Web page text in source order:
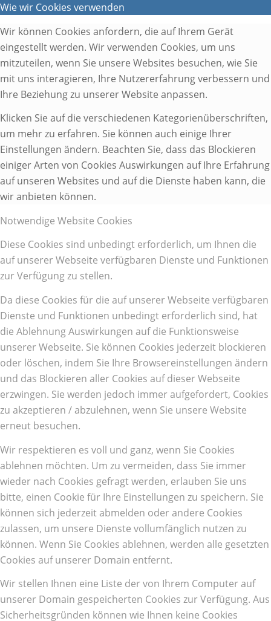
Wie wir Cookies verwenden
Wir können Cookies anfordern, die auf Ihrem Gerät
eingestellt werden. Wir verwenden Cookies, um uns
mitzuteilen, wenn Sie unsere Websites besuchen, wie Sie
mit uns interagieren, Ihre Nutzererfahrung verbessern und
Ihre Beziehung zu unserer Website anpassen.
Klicken Sie auf die verschiedenen Kategorienüberschriften,
um mehr zu erfahren. Sie können auch einige Ihrer
Einstellungen ändern. Beachten Sie, dass das Blockieren
einiger Arten von Cookies Auswirkungen auf Ihre Erfahrung
auf unseren Websites und auf die Dienste haben kann, die
wir anbieten können.
Notwendige Website Cookies
Diese Cookies sind unbedingt erforderlich, um Ihnen die
auf unserer Webseite verfügbaren Dienste und Funktionen
zur Verfügung zu stellen.
Da diese Cookies für die auf unserer Webseite verfügbaren
Dienste und Funktionen unbedingt erforderlich sind, hat
die Ablehnung Auswirkungen auf die Funktionsweise
unserer Webseite. Sie können Cookies jederzeit blockieren
oder löschen, indem Sie Ihre Browsereinstellungen ändern
und das Blockieren aller Cookies auf dieser Webseite
erzwingen. Sie werden jedoch immer aufgefordert, Cookies
zu akzeptieren / abzulehnen, wenn Sie unsere Website
erneut besuchen.
Wir respektieren es voll und ganz, wenn Sie Cookies
ablehnen möchten. Um zu vermeiden, dass Sie immer
wieder nach Cookies gefragt werden, erlauben Sie uns
bitte, einen Cookie für Ihre Einstellungen zu speichern. Sie
können sich jederzeit abmelden oder andere Cookies
zulassen, um unsere Dienste vollumfänglich nutzen zu
können. Wenn Sie Cookies ablehnen, werden alle gesetzten
Cookies auf unserer Domain entfernt.
Wir stellen Ihnen eine Liste der von Ihrem Computer auf
unserer Domain gespeicherten Cookies zur Verfügung. Aus
Sicherheitsgründen können wie Ihnen keine Cookies